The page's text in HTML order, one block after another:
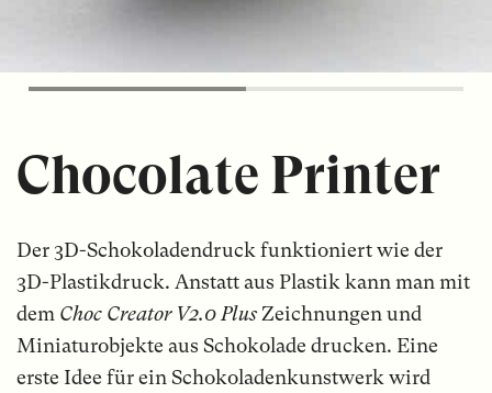
Chocolate Printer
Der 3D-Schokoladendruck funktioniert wie der
3D-Plastikdruck. Anstatt aus Plastik kann man mit
dem Choc Creator V2.0 PlusZeichnungen und
Miniaturobjekte aus Schokolade drucken. Eine
erste Idee für ein Schokoladenkunstwerk wird